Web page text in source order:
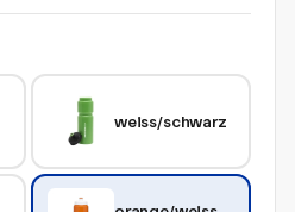
weiss/schwarz